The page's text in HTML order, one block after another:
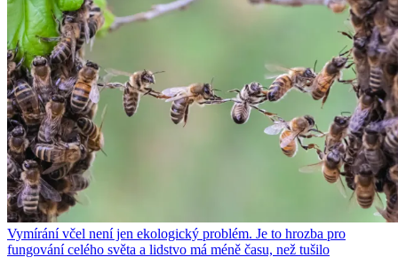
Vymírání včel není jen ekologický problém. Je to hrozba pro
fungování celého světa a lidstvo má méně času, než tušilo